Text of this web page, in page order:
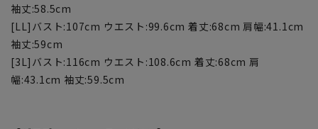
袖丈:58.5cm
[LL]バスト:107cm ウエスト:99.6cm 着丈:68cm 肩幅:41.1cm
袖丈:59cm
[3L]バスト:116cm ウエスト:108.6cm 着丈:68cm 肩
幅:43.1cm 袖丈:59.5cm